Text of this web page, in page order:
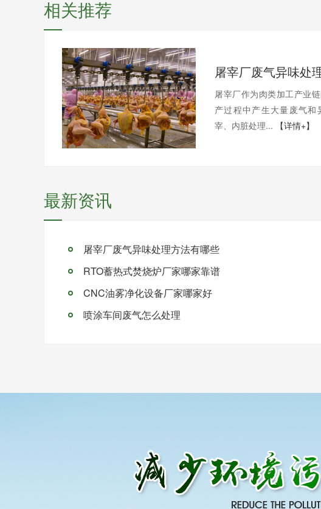
相关推荐
屠宰厂废气异味处
屠宰厂作为肉类加工产业
产过程中产生大量废气和
宰、内脏处理...
【详情+】
最新资讯
屠宰厂废气异味处理方法有哪些
RTO蓄热式焚烧炉厂家哪家靠谱
CNC油雾净化设备厂家哪家好
喷涂车间废气怎么处理